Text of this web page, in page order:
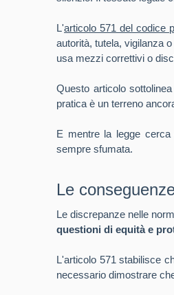
L'articolo 571 del codice
autorità, tutela, vigilanza
usa mezzi correttivi o
Questo articolo
pratica è un terreno
E mentre la legge
sempre sfumata.
Le
Le discrepanze nelle
questioni di equità e
L'articolo 571 stabilisce
necessario dimostrare